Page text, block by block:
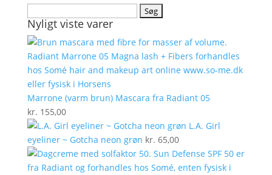
efter:
Nyligt viste varer
Marrone (varm brun) Mascara fra Radiant 05
kr. 155,00
L.A. Girl
eyeliner ~ Gotcha neon grøn kr. 65,00